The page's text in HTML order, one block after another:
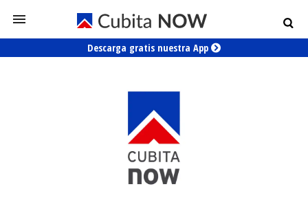
Descarga gratis nuestra App